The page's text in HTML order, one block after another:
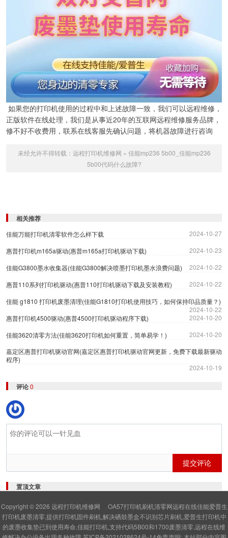
如果您的打印机使用的过程中和上述故障一致，我们可以远程维修，
正版软件在线处理，我们是从事近20年的互联网远程维修服务品牌，
修不好不收费用，联系在线客服先确认问题，将机器故障进行咨询
未经允许不得转载： 远程打印机维修网 » 佳能mp236 5b00_佳能mp236
5b00代码什么故障?
相关推荐
佳能万能打印机清零软件怎么样下载
2024-10-27
惠普打印机m165a驱动(惠普m165a打印机驱动下载)
2024-10-23
佳能G3800墨水收集器(佳能G3800解决喷墨打印机墨水浪费问题)
2024-10-22
惠普110系列打印机驱动(惠普110打印机驱动下载及安装教程)
2024-10-22
佳能 g1810 打印机废墨清理(佳能G1810打印机使用技巧，如何保持印品质量？)
2024-10-22
惠普打印机4500驱动(惠普4500打印机驱动程序下载)
2024-10-20
佳能3620清零方法(佳能3620打印机如何重置，简单易学！)
2024-10-20
嘉定区惠普打印机驱动官网(嘉定区惠普打印机驱动官网更新，免费下载最新驱动
程序)
2024-10-19
评论0
提交评论
置顶文章
Copyright © 2026 远程打印机维修网
OA57打印机刷机清零网远程在线佳能爱普生
打印机废墨清零,提供打印机固件刷机,解决硒鼓墨盒不识别芯片刷机,爱普生打印机中
的废墨收集垫已到使用寿命,佳能打印机,支持代码5B00和1700废墨清零,远程在线维